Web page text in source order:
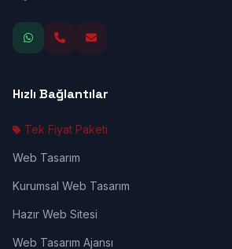
Hızlı Bağlantılar
Tek Fiyat Paketi
Web Tasarım
Kurumsal Web Tasarım
Hazır Web Sitesi
Web Tasarım Ajansı